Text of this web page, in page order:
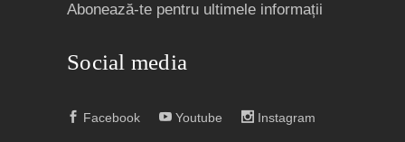
Abonează-te pentru ultimele informații
Social media
Facebook Youtube Instagram